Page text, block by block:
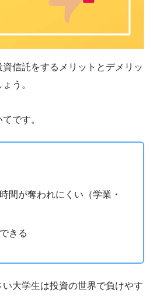
信託をするメリットとデメリッ
う。
です。
間が奪われにくい（学業・
きる
大学生は投資の世界で負けやす